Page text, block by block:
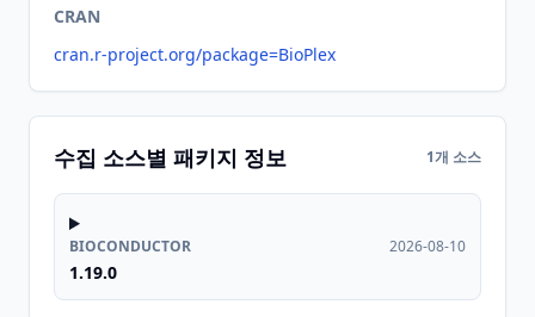
CRAN
cran.r-project.org/package=BioPlex
수집 소스별 패키지 정보 1개 소스
BIOCONDUCTOR
1.19.0
2026-08-10